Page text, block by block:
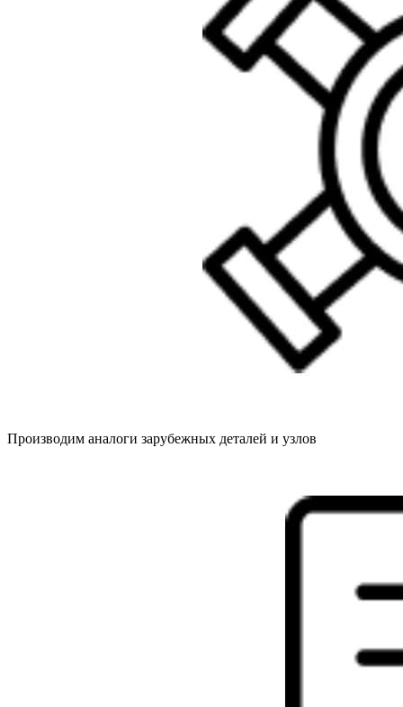
Производим аналоги зарубежных деталей и узлов